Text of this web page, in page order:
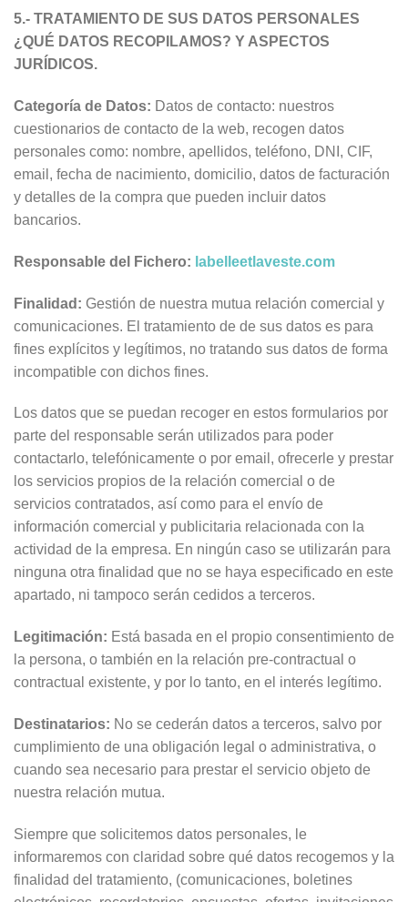
5.- TRATAMIENTO DE SUS DATOS PERSONALES
¿QUÉ DATOS RECOPILAMOS? Y ASPECTOS
JURÍDICOS.
Categoría de Datos: Datos de contacto: nuestros
cuestionarios de contacto de la web, recogen datos
personales como: nombre, apellidos, teléfono, DNI, CIF,
email, fecha de nacimiento, domicilio, datos de facturación
y detalles de la compra que pueden incluir datos
bancarios.
Responsable del Fichero: labelleetlaveste.com
Finalidad: Gestión de nuestra mutua relación comercial y
comunicaciones. El tratamiento de de sus datos es para
fines explícitos y legítimos, no tratando sus datos de forma
incompatible con dichos fines.
Los datos que se puedan recoger en estos formularios por
parte del responsable serán utilizados para poder
contactarlo, telefónicamente o por email, ofrecerle y prestar
los servicios propios de la relación comercial o de
servicios contratados, así como para el envío de
información comercial y publicitaria relacionada con la
actividad de la empresa. En ningún caso se utilizarán para
ninguna otra finalidad que no se haya especificado en este
apartado, ni tampoco serán cedidos a terceros.
Legitimación: Está basada en el propio consentimiento de
la persona, o también en la relación pre-contractual o
contractual existente, y por lo tanto, en el interés legítimo.
Destinatarios: No se cederán datos a terceros, salvo por
cumplimiento de una obligación legal o administrativa, o
cuando sea necesario para prestar el servicio objeto de
nuestra relación mutua.
Siempre que solicitemos datos personales, le
informaremos con claridad sobre qué datos recogemos y la
finalidad del tratamiento, (comunicaciones, boletines